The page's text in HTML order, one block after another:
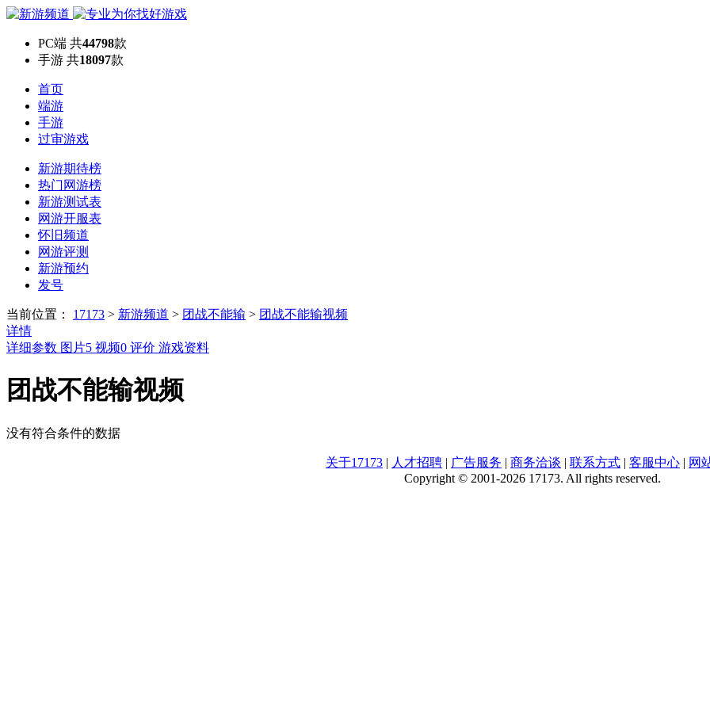
PC端 共44798款
手游 共18097款
首页
端游
手游
过审游戏
新游期待榜
热门网游榜
新游测试表
网游开服表
怀旧频道
网游评测
新游预约
发号
当前位置： 17173 > 新游频道 > 团战不能输 > 团战不能输视频
详情
详细参数 图片5 视频0 评价 游戏资料
团战不能输视频
没有符合条件的数据
关于17173 | 人才招聘 | 广告服务 | 商务洽谈 | 联系方式 | 客服中心 | 网
Copyright © 2001-2026 17173. All rights reserved.